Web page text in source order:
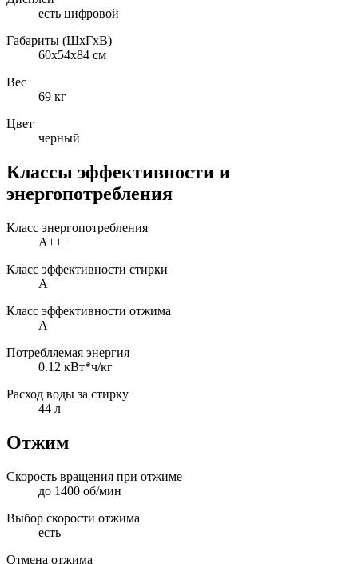
есть цифровой
Габариты (ШxГxВ)
60x54x84 см
Вес
69 кг
Цвет
черный
Классы эффективности и
энергопотребления
Класс энергопотребления
A+++
Класс эффективности стирки
A
Класс эффективности отжима
A
Потребляемая энергия
0.12 кВт*ч/кг
Расход воды за стирку
44 л
Отжим
Скорость вращения при отжиме
до 1400 об/мин
Выбор скорости отжима
есть
Отмена отжима